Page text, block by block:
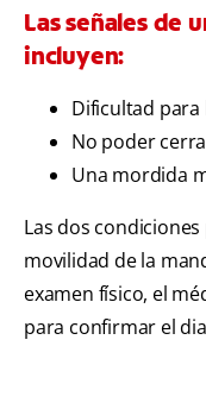
Las señales de
incluyen:
Dificultad para
No poder
Una mordida
Las dos
movilidad de la
examen físico, el
para confirmar el